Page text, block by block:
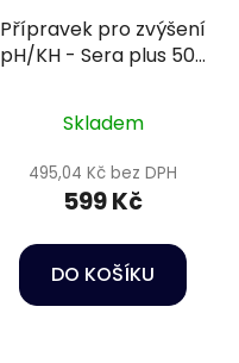
Přípravek pro zvýšení
pH/KH - Sera plus 500
Skladem
495,04 Kč bez DPH
599 Kč
DO KOŠÍKU